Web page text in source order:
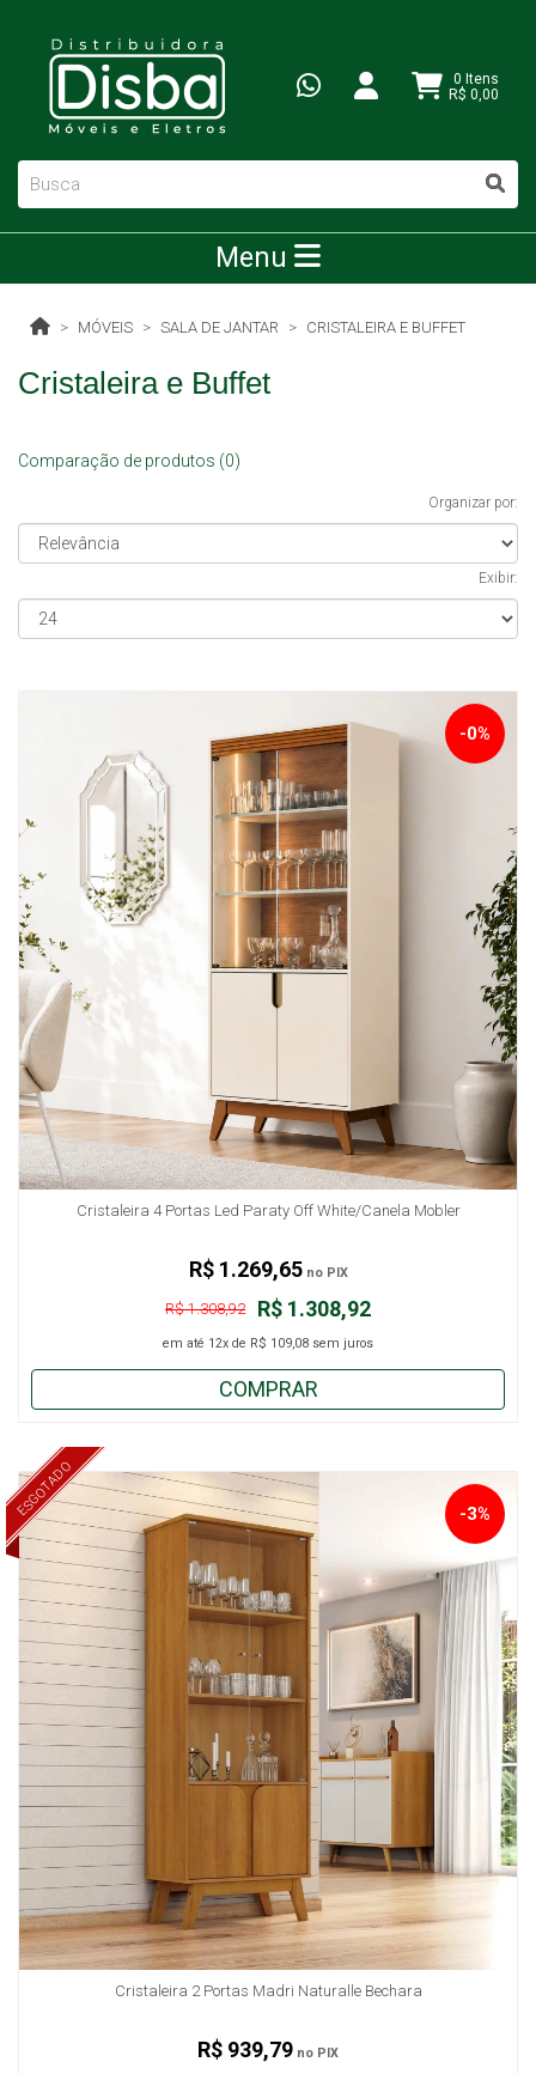
0 Itens
R$ 0,00
Menu
MÓVEIS SALA DE JANTAR CRISTALEIRA E BUFFET
Cristaleira e Buffet
Comparação de produtos (0)
Organizar por:
Exibir:
Cristaleira 4 Portas Led Paraty Off White/Canela Mobler
-0%
R$ 1.308,92
R$ 1.308,92
em até 12x de R$ 109,08 sem juros
R$ 1.269,65no PIX
COMPRAR
ESGOTADO
Cristaleira 2 Portas Madri Naturalle Bechara
-3%
R$ 939,79 no PIX